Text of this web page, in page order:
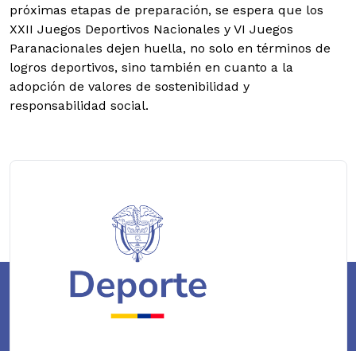
próximas etapas de preparación, se espera que los
XXII Juegos Deportivos Nacionales y VI Juegos
Paranacionales dejen huella, no solo en términos de
logros deportivos, sino también en cuanto a la
adopción de valores de sostenibilidad y
responsabilidad social.